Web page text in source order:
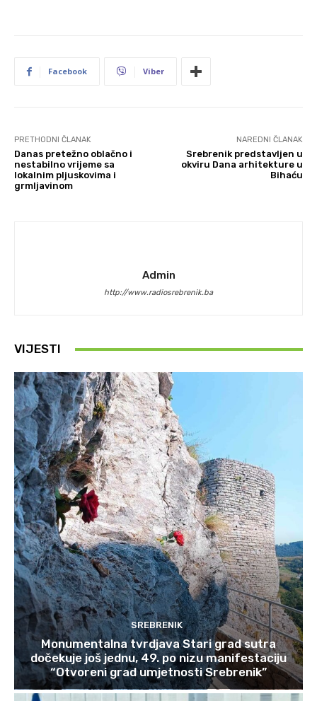
Facebook Viber
PRETHODNI ČLANAK
Danas pretežno oblačno i
nestabilno vrijeme sa
lokalnim pljuskovima i
grmljavinom
NAREDNI ČLANAK
Srebrenik predstavljen u
okviru Dana arhitekture u
Bihaću
Admin
http://www.radiosrebrenik.ba
VIJESTI
SREBRENIK
Monumentalna tvrdjava Stari grad sutra
dočekuje još jednu, 49. po nizu manifestaciju
“Otvoreni grad umjetnosti Srebrenik”